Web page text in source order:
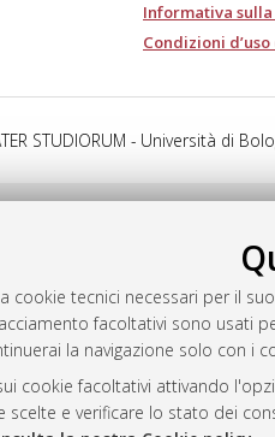
cookie tecnici necessari per il
facoltativi sono usati
la navigazione solo con i
cookie facoltativi attivando
scelte e verificare lo stato dei
Informativa
Condizioni
STUDIORUM - Università di